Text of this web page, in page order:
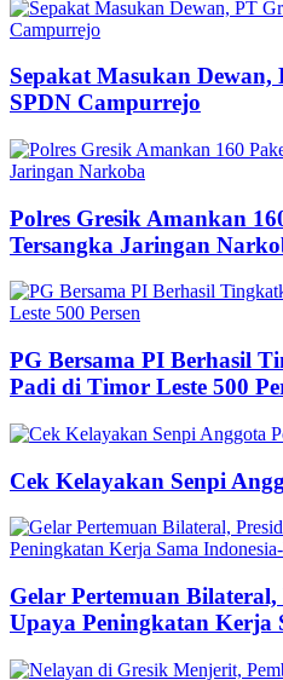
Sepakat Masukan
SPDN Campurrejo
Polres Gresik Amankan
Tersangka Jaringan
PG Bersama PI Berhasil
Padi di Timor Leste 500
Cek Kelayakan Senpi
Gelar Pertemuan
Upaya Peningkatan Kerja